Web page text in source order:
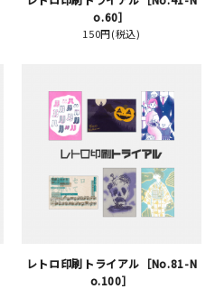
o.60］
150円(税込)
レトロ印刷トライアル［No.81-N
o.100］